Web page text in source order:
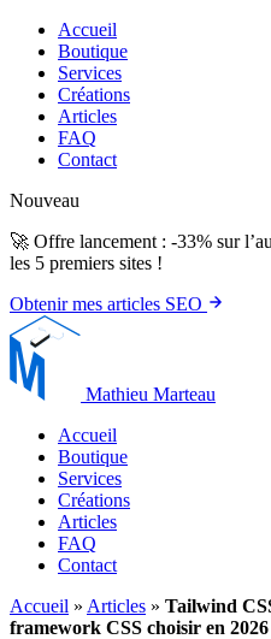
Accueil
Boutique
Services
Créations
Articles
FAQ
Contact
Nouveau
🚀 Offre lancement : -33% sur
les 5 premiers sites !
Obtenir mes articles SEO
Mathieu Marteau
Accueil
Boutique
Services
Créations
Articles
FAQ
Contact
Accueil » Articles » Tailwind
framework CSS choisir en 2026